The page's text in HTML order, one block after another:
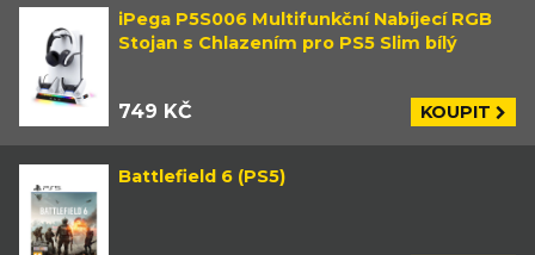
iPega P5S006 Multifunkční Nabíjecí RGB
Stojan s Chlazením pro PS5 Slim bílý
749 KČ KOUPIT
Battlefield 6 (PS5)